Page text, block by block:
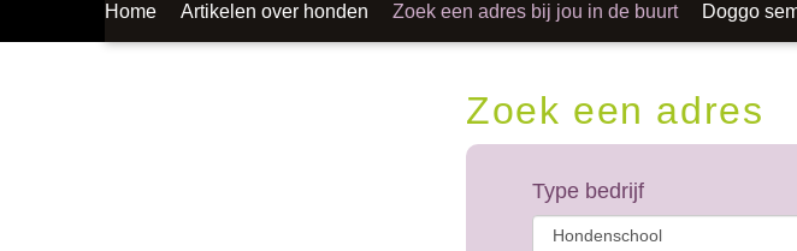
Home Artikelen over honden Zoek een adres bij jou in de buurt Doggo
Zoek een adres
Type bedrijf